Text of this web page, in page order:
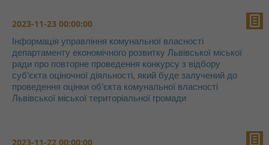
2023-11-23 00:00:00
Інформація управління комунальної власності
департаменту економічного розвитку Львівської міської
ради про повторне проведення конкурсу з відбору
суб’єкта оціночної діяльності, який буде залучений до
проведення оцінки об’єкта комунальної власності
Львівської міської територіальної громади
2023-11-22 00:00:00